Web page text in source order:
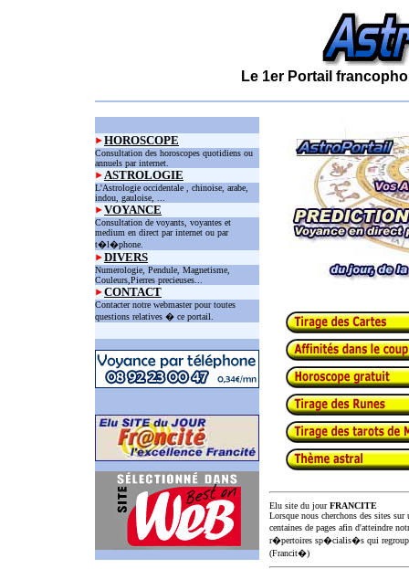
Le 1er Portail
HOROSCOPE
Consultation des horoscopes quotidiens ou
annuels par internet.
ASTROLOGIE
L'Astrologie occidentale , chinoise, arabe,
indou, gauloise, ...
VOYANCE
Consultation de voyants, voyantes et
medium en direct par internet ou par
t�l�phone.
DIVERS
Numerologie, Pendule, Magnetisme,
Couleurs,Pierres precieuses...
CONTACT
Contacter notre webmaster pour toutes
questions relatives � ce portail.
Elu site du jourFRANCITE
Lorsque nous cherchons des sites
centaines de pages afin d'atteindre
r�pertoires sp�cialis�s qui
(Francit�)